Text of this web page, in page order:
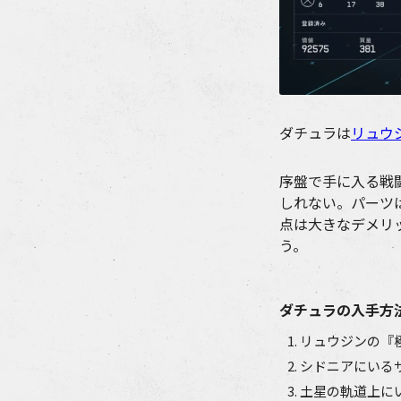
ダチュラはリュウ
序盤で手に入る戦
しれない。パー
点は大きなデメリ
う。
ダチュラの入手方
リュウジンの『
シドニアにいる
土星の軌道上に